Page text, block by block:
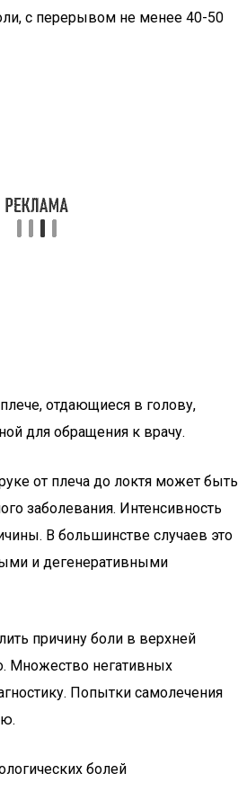
с перерывом не менее 40-50
отдающиеся в голову,
для обращения к врачу.
от плеча до локтя может быть
заболевания. Интенсивность
В большинстве случаев это
и дегенеративными
причину боли в верхней
Множество негативных
Попытки самолечения
болей